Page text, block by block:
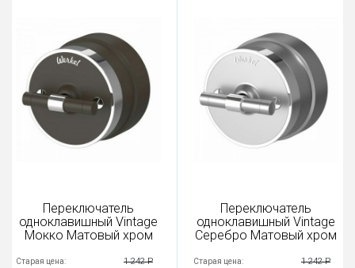
Переключатель
одноклавишный Vintage
Мокко Матовый хром
Старая цена: 1 242 Р
Переключатель
одноклавишный Vintage
Серебро Матовый хром
Старая цена: 1 242 Р